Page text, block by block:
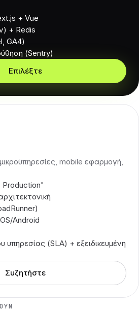
+ Vue
+ Redis
GA4)
(Sentry)
Επιλέξτε
mobile εφαρμογή,
Android
υπηρεσίας (SLA) + εξειδικευμένη
Συζητήστε